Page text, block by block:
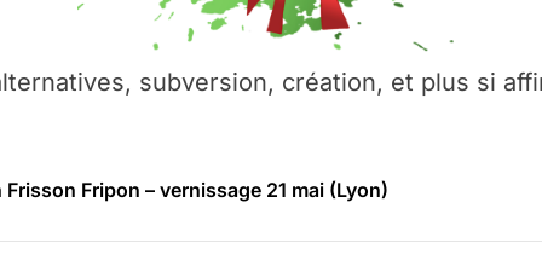
subversion, création, et plus si
– Ŝtono, un livre réalisé par Michaël Moretti & Pierre
contre l’A412 à l’Établi (Haute-Savoie)
Fripon – vernissage 21 mai (Lyon)
Festival – Samedi 18 juillet (Vaulx-en-Velin)